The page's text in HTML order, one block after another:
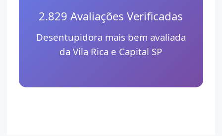
2.829 Avaliações Verificadas
Desentupidora mais bem avaliada
da Vila Rica e Capital SP